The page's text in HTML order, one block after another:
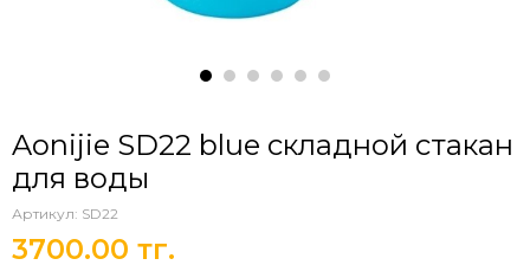
Aonijie SD22 blue складной стакан
для воды
Артикул: SD22
3700.00 тг.